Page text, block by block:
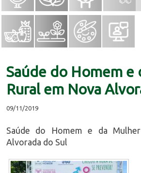
Saúde do Homem e
Rural em Nova
09/11/2019
Saúde do Homem e da
Alvorada do Sul